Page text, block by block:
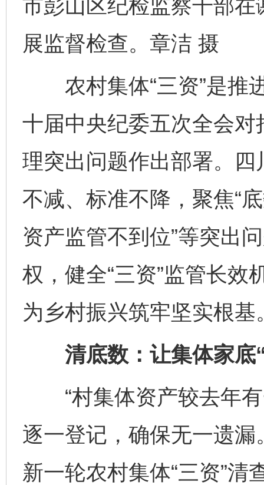
市彭山区纪检监察干部
展监督检查。章洁 摄
农村集体“三资”是推
十届中央纪委五次全会对
理突出问题作出部署。
不减、标准不降，聚焦“
资产监管不到位”等突出
权，健全“三资”监管长效
为乡村振兴筑牢坚实根基
清底数：让集体家底“
“村集体资产较去年有
逐一登记，确保无一遗
新一轮农村集体“三资”